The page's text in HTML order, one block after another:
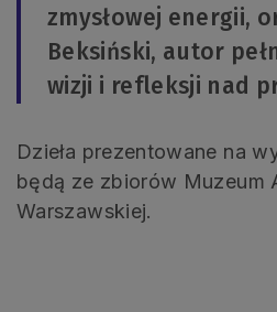
zmysłowej energii,
Beksiński, autor
wizji i refleksji nad
Dzieła prezentowane na
będą ze zbiorów Muzeum
Warszawskiej.